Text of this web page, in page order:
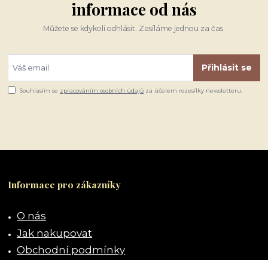
informace od nás
Můžete se kdykoli odhlásit. Zasíláme jednou za čas.
Přihlásit se
Souhlasím se zpracováním osobních údajů za účelem rozesílky newsletteru.
Informace pro zákazníky
O nás
Jak nakupovat
Obchodní podmínky